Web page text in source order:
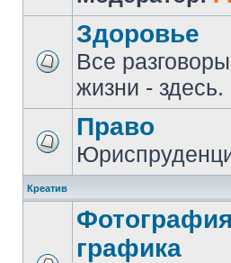
Здоровье
Все
жизни - здесь.
Право
Креатив
графика